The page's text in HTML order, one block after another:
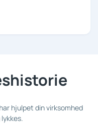
hjulpet din virksomhed